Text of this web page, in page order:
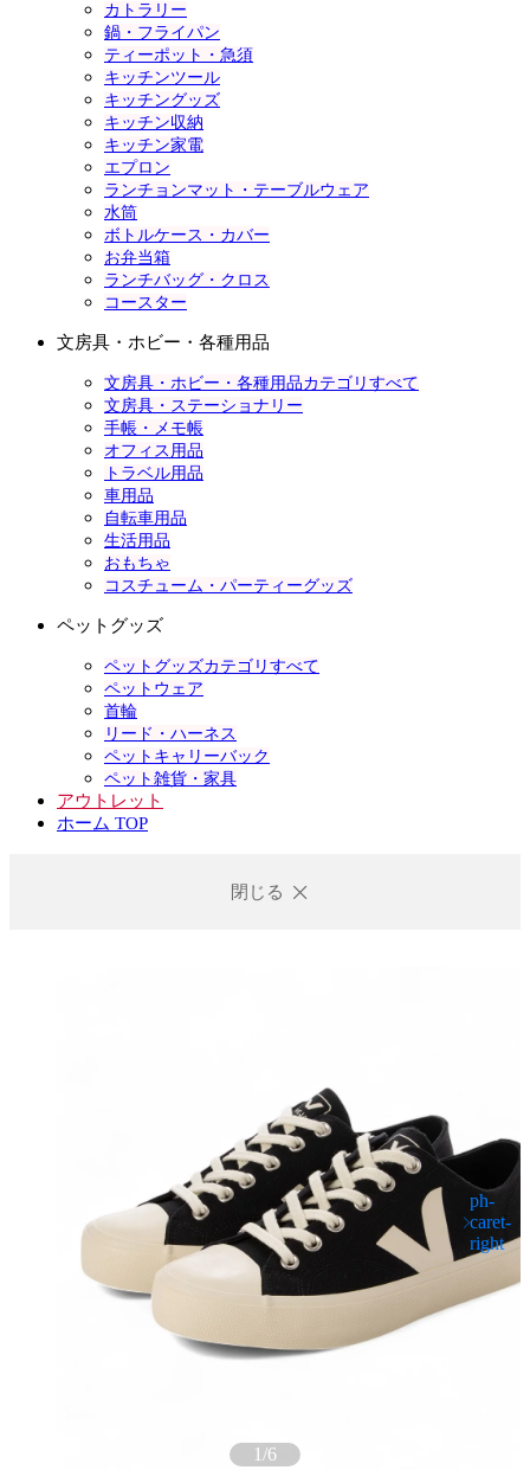
カトラリー
鍋・フライパン
ティーポット・急須
キッチンツール
キッチングッズ
キッチン収納
キッチン家電
エプロン
ランチョンマット・テーブルウェア
水筒
ボトルケース・カバー
お弁当箱
ランチバッグ・クロス
コースター
文房具・ホビー・各種用品
文房具・ホビー・各種用品カテゴリすべて
文房具・ステーショナリー
手帳・メモ帳
オフィス用品
トラベル用品
車用品
自転車用品
生活用品
おもちゃ
コスチューム・パーティーグッズ
ペットグッズ
ペットグッズカテゴリすべて
ペットウェア
首輪
リード・ハーネス
ペットキャリーバック
ペット雑貨・家具
アウトレット
ホーム TOP
閉じる
1/6